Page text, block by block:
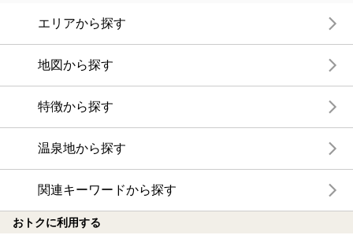
エリアから探す
地図から探す
特徴から探す
温泉地から探す
関連キーワードから探す
おトクに利用する